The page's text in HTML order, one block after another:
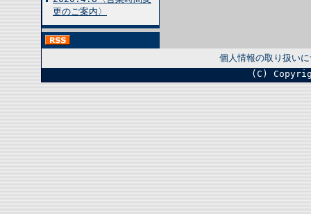
更のご案内〉
個人情報の取り扱い
(C)